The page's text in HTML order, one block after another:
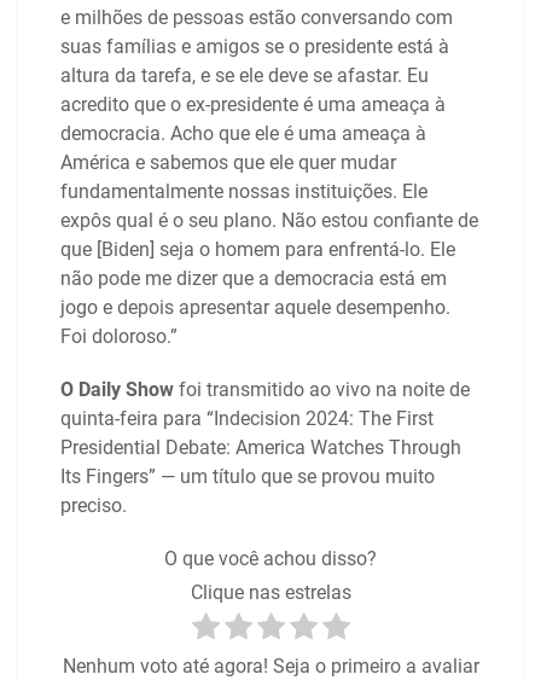
e milhões de pessoas estão conversando com
suas famílias e amigos se o presidente está à
altura da tarefa, e se ele deve se afastar. Eu
acredito que o ex-presidente é uma ameaça à
democracia. Acho que ele é uma ameaça à
América e sabemos que ele quer mudar
fundamentalmente nossas instituições. Ele
expôs qual é o seu plano. Não estou confiante de
que [Biden] seja o homem para enfrentá-lo. Ele
não pode me dizer que a democracia está em
jogo e depois apresentar aquele desempenho.
Foi doloroso.”
O Daily Show foi transmitido ao vivo na noite de
quinta-feira para “Indecision 2024: The First
Presidential Debate: America Watches Through
Its Fingers” — um título que se provou muito
preciso.
O que você achou disso?
Clique nas estrelas
Nenhum voto até agora! Seja o primeiro a avaliar